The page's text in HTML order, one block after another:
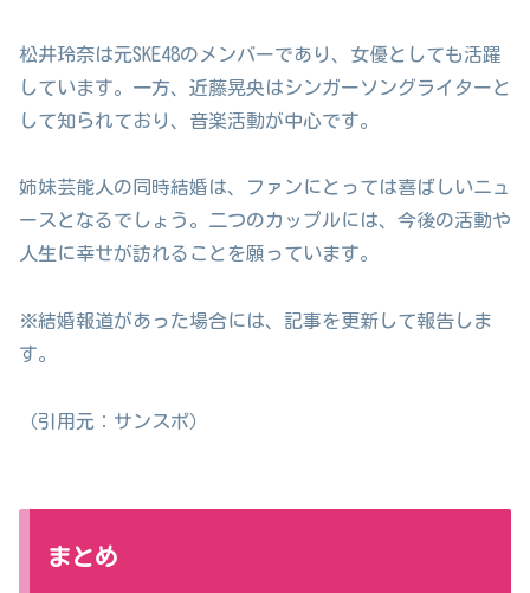
松井玲奈は元SKE48のメンバーであり、女優としても活躍
しています。一方、近藤晃央はシンガーソングライターと
して知られており、音楽活動が中心です。
姉妹芸能人の同時結婚は、ファンにとっては喜ばしいニュ
ースとなるでしょう。二つのカップルには、今後の活動や
人生に幸せが訪れることを願っています。
※結婚報道があった場合には、記事を更新して報告しま
す。
（引用元：サンスポ）
まとめ